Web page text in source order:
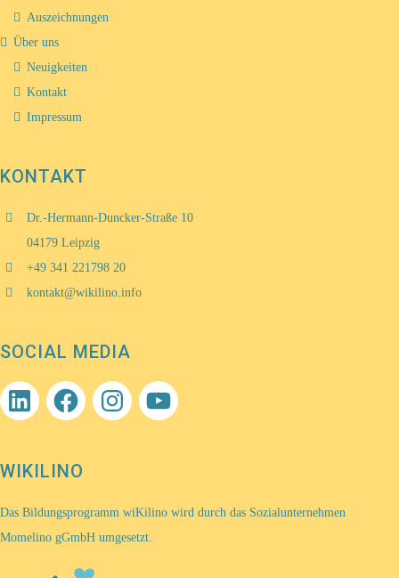
Auszeichnungen
Über uns
Neuigkeiten
Kontakt
Impressum
KONTAKT
Dr.-Hermann-Duncker-Straße 10
04179 Leipzig
+49 341 221798 20
kontakt@wikilino.info
SOCIAL MEDIA
LinkedIn Facebook Instagram YouTube
WIKILINO
Das Bildungsprogramm wiKilino wird durch das Sozialunternehmen
Momelino gGmbH umgesetzt.